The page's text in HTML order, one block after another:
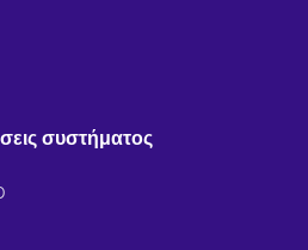
συστήματος